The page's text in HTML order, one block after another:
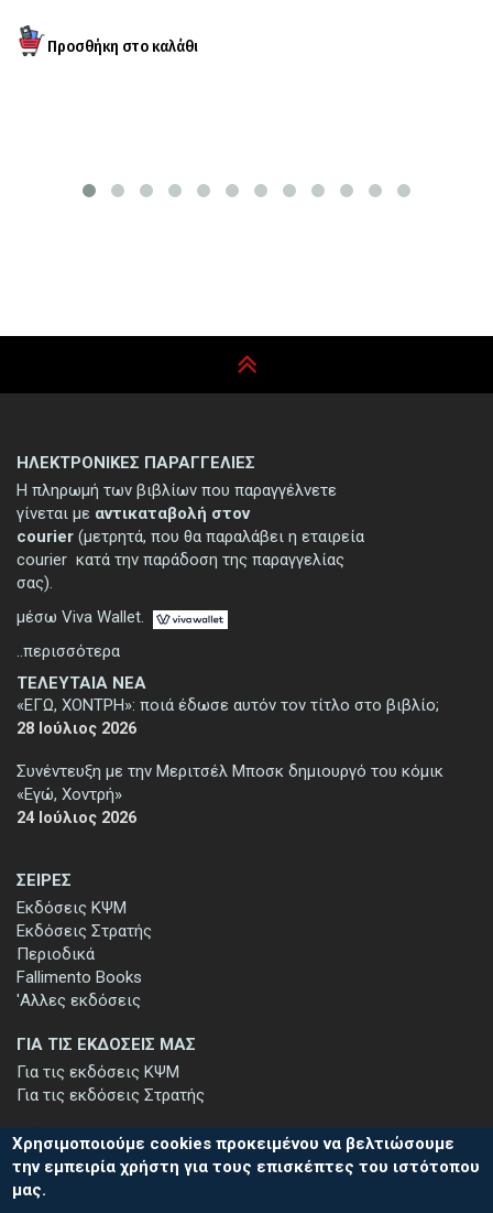
ΣΕΙΡΕΣ
Εκδόσεις ΚΨΜ
Εκδόσεις Στρατής
Περιοδικά
Fallimento Books
'Αλλες εκδόσεις
ΤΕΛΕΥΤΑΙΑ ΝΕΑ
«ΕΓΩ, ΧΟΝΤΡΗ»: ποιά έδωσε αυτόν τον τίτλο στο βιβλίο;
28 Ιούλιος 2026
Συνέντευξη με την Μεριτσέλ Μποσκ δημιουργό του κόμικ
«Εγώ, Χοντρή»
24 Ιούλιος 2026
ΓΙΑ ΤΙΣ ΕΚΔΟΣΕΙΣ ΜΑΣ
Για τις εκδόσεις ΚΨΜ
Για τις εκδόσεις Στρατής
ΗΛΕΚΤΡΟΝΙΚΕΣ ΠΑΡΑΓΓΕΛΙΕΣ
Η πληρωμή των βιβλίων που παραγγέλνετε
γίνεται με αντικαταβολή στον
courier (μετρητά, που θα παραλάβει η εταιρεία
courier κατά την παράδοση της παραγγελίας
σας).
μέσω Viva Wallet.
..περισσότερα
ΕΓΓΡΑΦΗ ΣΤΟ ΕΝΗΜΕΡΩΤΙΚΟ ΔΕΛΤΙΟ
Χρησιμοποιούμε cookies προκειμένου να βελτιώσουμε
την εμπειρία χρήστη για τους επισκέπτες του ιστότοπου
μας.